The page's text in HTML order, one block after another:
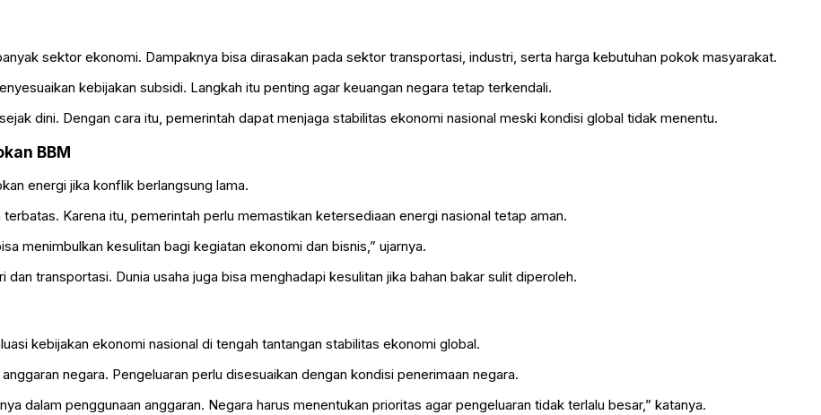
sektor ekonomi. Dampaknya bisa dirasakan pada sektor transportasi, industri, serta harga kebutuhan pokok masyarakat.
kebijakan subsidi. Langkah itu penting agar keuangan negara tetap terkendali.
dini. Dengan cara itu, pemerintah dapat menjaga stabilitas ekonomi nasional meski kondisi global tidak menentu.
BBM
energi jika konflik berlangsung lama.
Karena itu, pemerintah perlu memastikan ketersediaan energi nasional tetap aman.
menimbulkan kesulitan bagi kegiatan ekonomi dan bisnis,” ujarnya.
transportasi. Dunia usaha juga bisa menghadapi kesulitan jika bahan bakar sulit diperoleh.
kebijakan ekonomi nasional di tengah tantangan stabilitas ekonomi global.
negara. Pengeluaran perlu disesuaikan dengan kondisi penerimaan negara.
dalam penggunaan anggaran. Negara harus menentukan prioritas agar pengeluaran tidak terlalu besar,” katanya.